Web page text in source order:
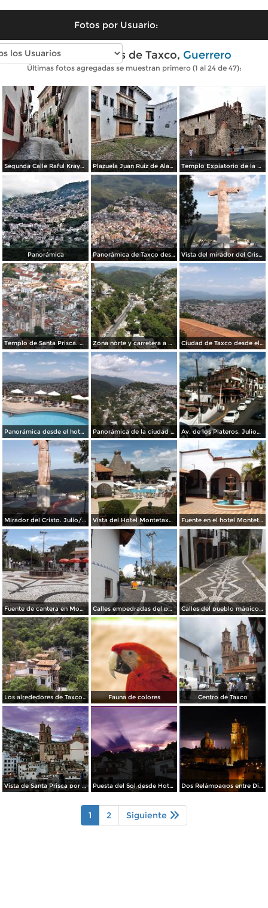
Fotos por Usuario:
Fotos modernas de Taxco, Guerrero
Últimas fotos agregadas se muestran primero (1 al 24 de 47):
Segunda Calle Raful Krayem Plazuela Juan Ruiz de Alarcón Templo Expiatorio de la Santísima Trinidad
Panorámica Panorámica de Taxco desde el mirador del Cristo. Julio/2014 Vista del mirador del Cristo y la sierra de Taxco. Julio/2014
Templo de Santa Prisca. Julio/2014 Zona norte y carretera a México desde el teleférico. Julio/2014 Ciudad de Taxco desde el teleférico. Julio/2014
Panorámica desde el hotel Montetaxco. Julio/2014 Panorámica de la ciudad desde el teleférico. Julio/2014 Av. de los Plateros. Julio/2014
Mirador del Cristo. Julio/2014 Vista del Hotel Montetaxco. Julio/2014 Fuente en el hotel Montetaxco. Julio/2014
Fuente de cantera en Montetaxco. Julio/2014 Calles empedradas del pueblo mágico. Julio/2012 Calles del pueblo mágico de Taxco. Julio/2014
Los alrededores de Taxco desde el teleférico. Julio/2014 Fauna de colores Centro de Taxco
Vista de Santa Prisca por dia El Viernes Santo Puesta del Sol desde Hotel Casa Grande Dos Relámpagos entre Dios y la Parroquia de Santa Prisca
1 2 Siguiente